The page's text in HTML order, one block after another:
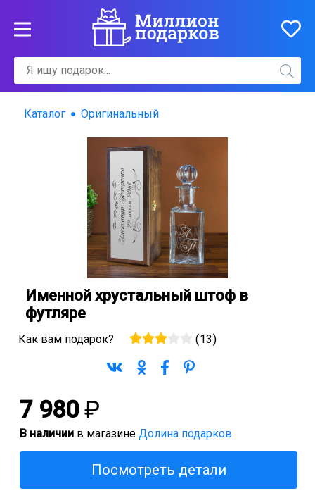
Каталог Оригинальный
Именной хрустальный штоф в
футляре
Как вам подарок? (13)
7 980 ₽
В наличии в магазине Долина подарков
Посмотреть детали